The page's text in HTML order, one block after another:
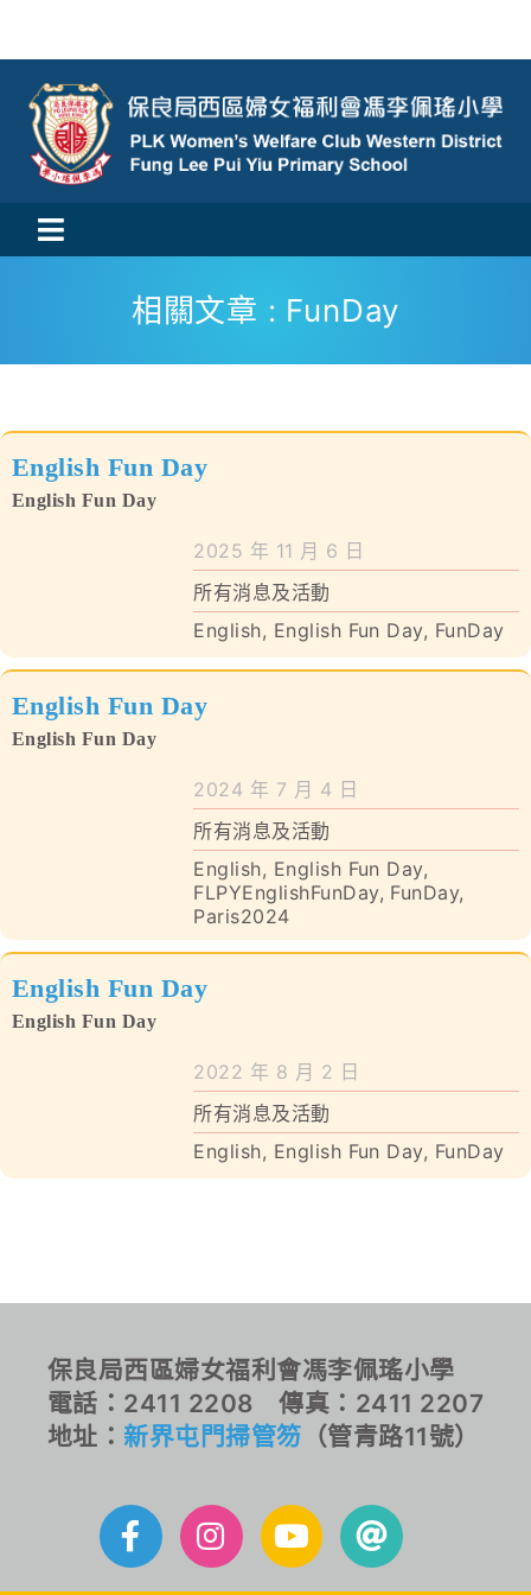
content
Toggle
Navigation
活動消息
校風及學生支援
對外聯繫
聯絡我們
相關文章 : FunDay
English Fun Day
English Fun Day
2025 年 11 月 6 日
所有消息及活動
English, English Fun Day, FunDay
English Fun Day
English Fun Day
2024 年 7 月 4 日
所有消息及活動
English, English Fun Day,
FLPYEnglishFunDay, FunDay,
Paris2024
English Fun Day
English Fun Day
2022 年 8 月 2 日
所有消息及活動
English, English Fun Day, FunDay
保良局西區婦女福利會馮李佩瑤小學
電話：2411 2208 傳真：2411 2207
地址： 新界屯門掃管笏 （管青路11號）